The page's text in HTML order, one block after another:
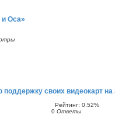
Оса»
поддержку своих видеокарт
Рейтинг: 0.52%
0 Ответы